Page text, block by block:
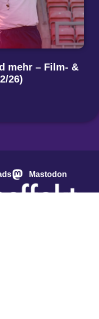
mehr – Film- &
26)
Mastodon